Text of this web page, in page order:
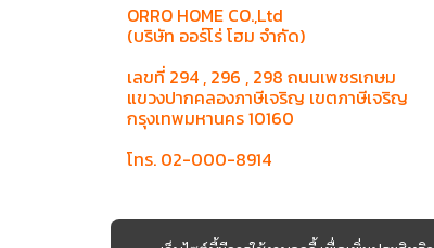
ORRO HOME CO.,Ltd
(บริษัท ออร์โร่ โฮม จำกัด)
เลขที่ 294 , 296 , 298 ถนนเพชรเกษม
แขวงปากคลองภาษีเจริญ เขตภาษีเจริญ
กรุงเทพมหานคร 10160
โทร. 02-000-8914